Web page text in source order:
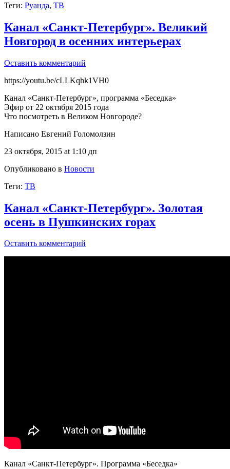
Теги: Руанда, ТВ
Канал «Санкт-Петербург». Великий
Новгород в осенних интерьерах
Оставить комментарий
https://youtu.be/cLLKqhk1VH0
Канал «Санкт-Петербург», программа «Беседка»
Эфир от 22 октября 2015 года
Что посмотреть в Великом Новгороде?
Написано Евгений Голомолзин
23 октября, 2015 at 1:10 дп
Опубликовано в Новости
Теги: ТВ
Канал «Санкт-Петербург». Золотая
осень в Пушкинских горах
Оставить комментарий
Канал «Санкт-Петербург». Программа «Беседка»